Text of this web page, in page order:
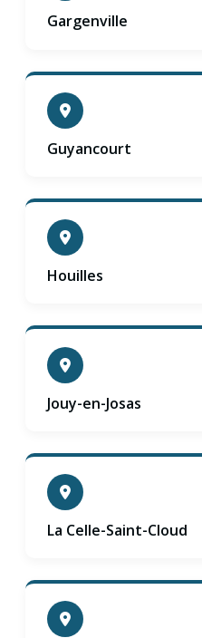
Gargenville
Guyancourt
Houilles
Jouy-en-Josas
La Celle-Saint-Cloud